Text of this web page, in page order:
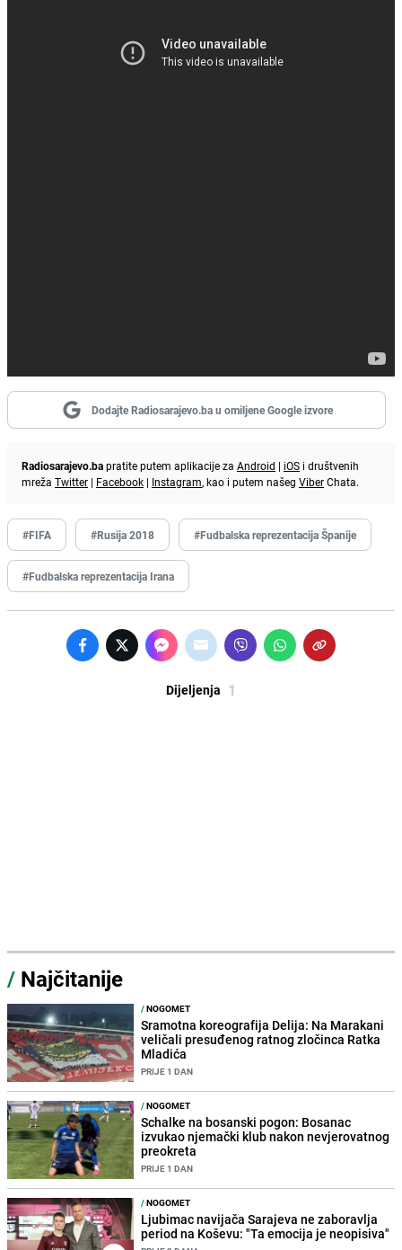
Dodajte Radiosarajevo.ba u omiljene Google izvore
Radiosarajevo.bapratite putem aplikacije za Android | iOS i društvenih
mreža Twitter | Facebook | Instagram, kao i putem našeg ViberChata.
#FIFA #Rusija 2018 #Fudbalska reprezentacija Španije
#Fudbalska reprezentacija Irana
Dijeljenja 1
/ Najčitanije
/NOGOMET
Sramotna koreografija Delija: Na Marakani
veličali presuđenog ratnog zločinca Ratka
Mladića
PRIJE 1 DAN
/NOGOMET
Schalke na bosanski pogon: Bosanac
izvukao njemački klub nakon nevjerovatnog
preokreta
PRIJE 1 DAN
/NOGOMET
Ljubimac navijača Sarajeva ne zaboravlja
period na Koševu: "Ta emocija je neopisiva"